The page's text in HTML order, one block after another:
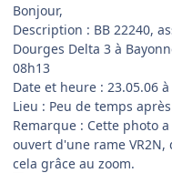
Bonjour,
Description : BB 22240,
Dourges Delta 3 à
08h13
Date et heure : 23.05.06
Lieu : Peu de temps
Remarque : Cette photo
ouvert d'une rame
cela grâce au zoom.